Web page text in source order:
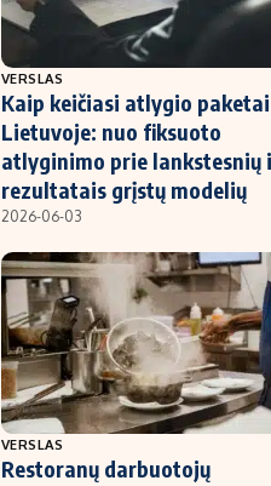
VERSLAS
Kaip keičiasi atlygio paketai
Lietuvoje: nuo fiksuoto
atlyginimo prie lankstesnių
rezultatais grįstų modelių
2026-06-03
VERSLAS
Restoranų darbuotojų